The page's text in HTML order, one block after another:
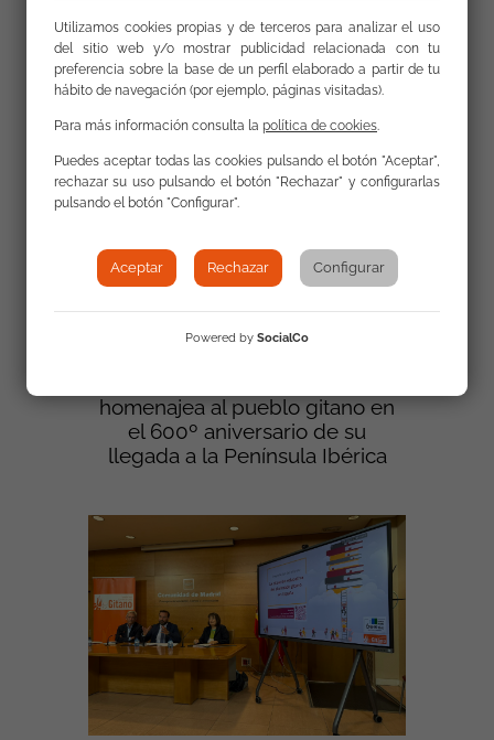
Actualidad
territorial
homenajea al pueblo gitano en
el 600º aniversario de su
llegada a la Península Ibérica
Utilizamos cookies propias y de terceros para analizar el uso
del sitio web y/o mostrar publicidad relacionada con tu
preferencia sobre la base de un perfil elaborado a partir de tu
hábito de navegación (por ejemplo, páginas visitadas).
Para más información consulta la política de cookies.
Puedes aceptar todas las cookies pulsando el botón "Aceptar",
rechazar su uso pulsando el botón "Rechazar" y configurarlas
pulsando el botón "Configurar".
Aceptar Rechazar Configurar
Powered by SocialCo